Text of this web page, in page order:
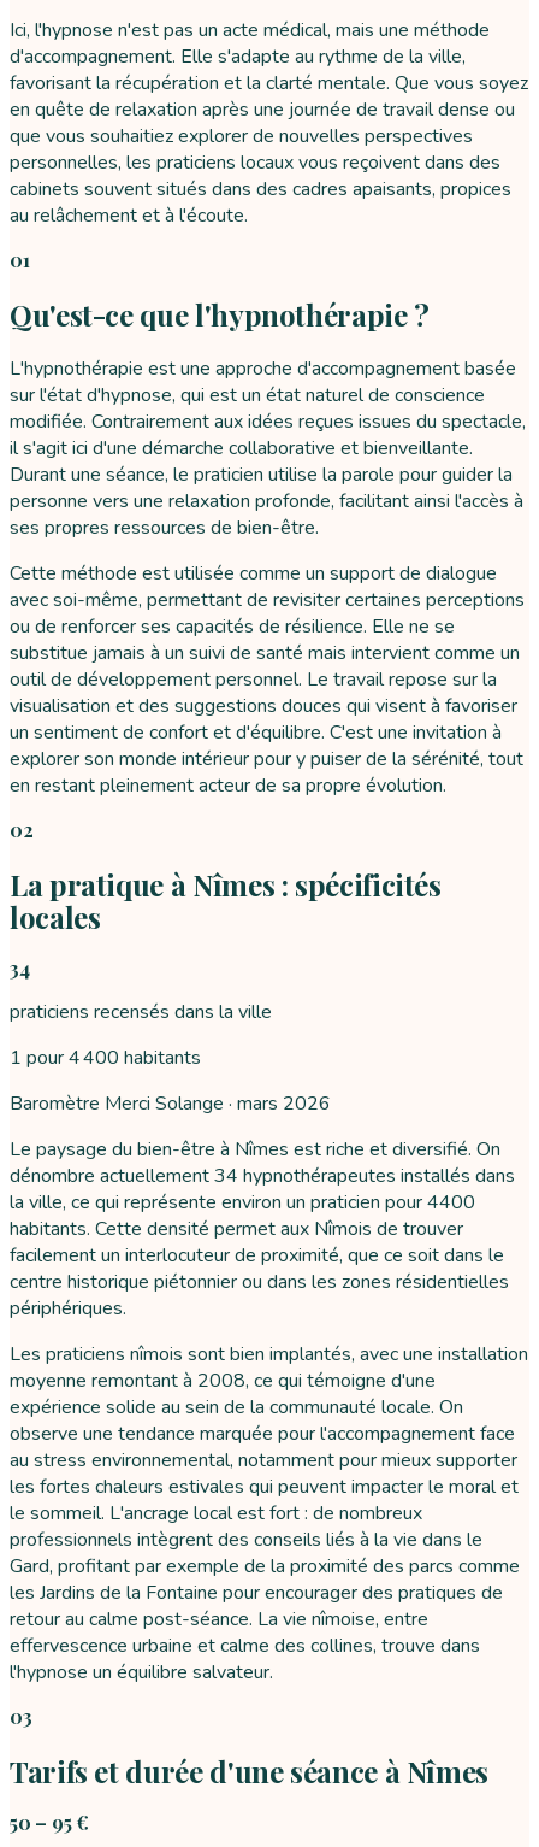
Ici, l'hypnose n'est pas un acte médical, mais une méthode
d'accompagnement. Elle s'adapte au rythme de la ville,
favorisant la récupération et la clarté mentale. Que vous soyez
en quête de relaxation après une journée de travail dense ou
que vous souhaitiez explorer de nouvelles perspectives
personnelles, les praticiens locaux vous reçoivent dans des
cabinets souvent situés dans des cadres apaisants, propices
au relâchement et à l'écoute.
01
Qu'est-ce que l'hypnothérapie ?
L'hypnothérapie est une approche d'accompagnement basée
sur l'état d'hypnose, qui est un état naturel de conscience
modifiée. Contrairement aux idées reçues issues du spectacle,
il s'agit ici d'une démarche collaborative et bienveillante.
Durant une séance, le praticien utilise la parole pour guider la
personne vers une relaxation profonde, facilitant ainsi l'accès à
ses propres ressources de bien-être.
Cette méthode est utilisée comme un support de dialogue
avec soi-même, permettant de revisiter certaines perceptions
ou de renforcer ses capacités de résilience. Elle ne se
substitue jamais à un suivi de santé mais intervient comme un
outil de développement personnel. Le travail repose sur la
visualisation et des suggestions douces qui visent à favoriser
un sentiment de confort et d'équilibre. C'est une invitation à
explorer son monde intérieur pour y puiser de la sérénité, tout
en restant pleinement acteur de sa propre évolution.
02
La pratique à Nîmes : spécificités
locales
34
praticiens recensés dans la ville
1 pour 4 400 habitants
Baromètre Merci Solange · mars 2026
Le paysage du bien-être à Nîmes est riche et diversifié. On
dénombre actuellement 34 hypnothérapeutes installés dans
la ville, ce qui représente environ un praticien pour 4400
habitants. Cette densité permet aux Nîmois de trouver
facilement un interlocuteur de proximité, que ce soit dans le
centre historique piétonnier ou dans les zones résidentielles
périphériques.
Les praticiens nîmois sont bien implantés, avec une installation
moyenne remontant à 2008, ce qui témoigne d'une
expérience solide au sein de la communauté locale. On
observe une tendance marquée pour l'accompagnement face
au stress environnemental, notamment pour mieux supporter
les fortes chaleurs estivales qui peuvent impacter le moral et
le sommeil. L'ancrage local est fort : de nombreux
professionnels intègrent des conseils liés à la vie dans le
Gard, profitant par exemple de la proximité des parcs comme
les Jardins de la Fontaine pour encourager des pratiques de
retour au calme post-séance. La vie nîmoise, entre
effervescence urbaine et calme des collines, trouve dans
l'hypnose un équilibre salvateur.
03
Tarifs et durée d'une séance à Nîmes
50 – 95 €